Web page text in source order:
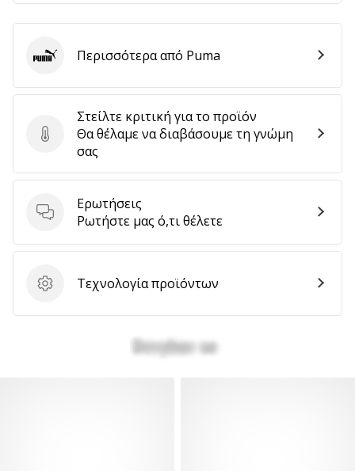
Στείλτε κριτική για το προϊόν
Στείλτε κριτική για το προϊόν
Θα θέλαμε να διαβάσουμε τη γνώμη
σας
Ερωτήσεις
Ερωτήσεις
Ρωτήστε μας ό,τι θέλετε
Τεχνολογία προϊόντων
Τεχνολογία προϊόντων
PumaΠερισσότερα από Puma